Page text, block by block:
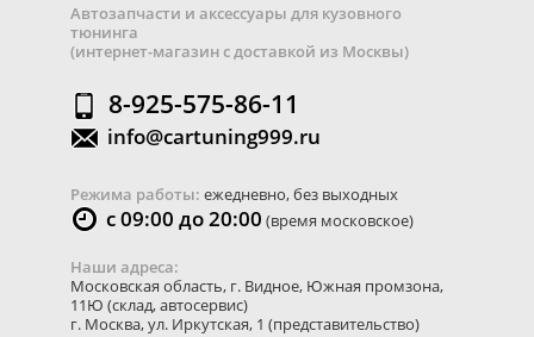
Автозапчасти и аксессуары для кузовного
тюнинга
(интернет-магазин с доставкой из Москвы)
8-925-575-86-11
info@cartuning999.ru
Режима работы: ежедневно, без выходных
с 09:00 до 20:00 (время московское)
Наши адреса:
Московская область, г. Видное, Южная промзона,
11Ю (склад, автосервис)
г. Москва,ул. Иркутская, 1 (представительство)